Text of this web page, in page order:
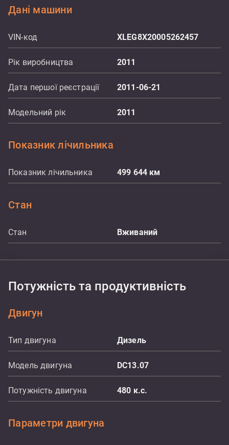
Дані машини
VIN-код XLEG8X20005262457
Рік виробництва 2011
Дата першої реєстрації 2011-06-21
Модельний рік 2011
Показник лічильника
Показник лічильника 499 644 км
Стан
Стан Вживаний
Потужність та продуктивність
Двигун
Тип двигуна Дизель
Модель двигуна DC13.07
Потужність двигуна 480 к.с.
Параметри двигуна